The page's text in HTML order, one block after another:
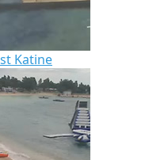
Katine